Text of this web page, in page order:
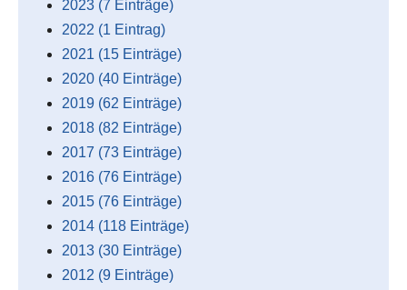
2023 (7 Einträge)
2022 (1 Eintrag)
2021 (15 Einträge)
2020 (40 Einträge)
2019 (62 Einträge)
2018 (82 Einträge)
2017 (73 Einträge)
2016 (76 Einträge)
2015 (76 Einträge)
2014 (118 Einträge)
2013 (30 Einträge)
2012 (9 Einträge)